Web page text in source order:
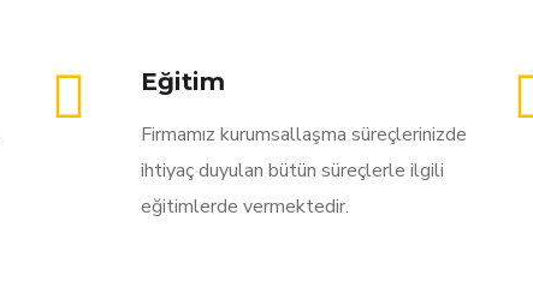
Eğitim
Firmamız kurumsallaşma süreçlerinizde
ihtiyaç duyulan bütün süreçlerle ilgili
eğitimlerde vermektedir.